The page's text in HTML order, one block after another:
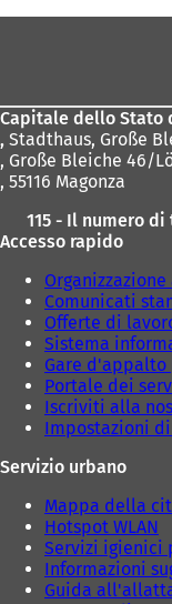
Capitale dello Stato
, Stadthaus, Große
, Große Bleiche 46/
, 55116 Magonza
115 - Il numero
Accesso rapido
Comunicati
Offerte di
Sistema
Gare
Portale dei
Iscriviti alla
Impostazioni
Servizio urbano
Mappa della
Hotspot WLAN
Servizi igienici
Informazioni
Guida